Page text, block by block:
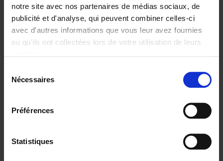
notre site avec nos partenaires de médias sociaux, de
publicité et d'analyse, qui peuvent combiner celles-ci
avec d'autres informations que vous leur avez fournies
ou qu'ils ont collectées lors de votre utilisation de leurs
Nécessaires
Préférences
Statistiques
The Digital
Stijn Viaene